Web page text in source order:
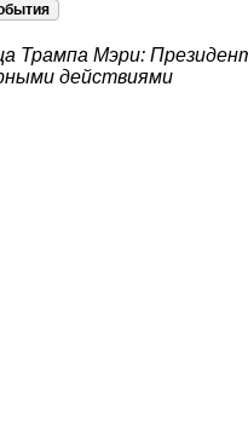
Трампа Мэри:
действиями